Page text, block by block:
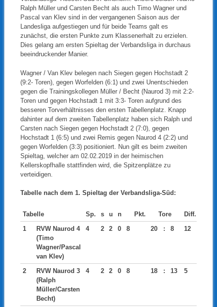
Ralph Müller und Carsten Becht als auch Timo Wagner und
Pascal van Klev sind in der vergangenen Saison aus der
Landesliga aufgestiegen und für beide Teams galt es
zunächst, die ersten Punkte zum Klassenerhalt zu erzielen.
Dies gelang am ersten Spieltag der Verbandsliga in durchaus
beeindruckender Manier.
Wagner / Van Klev belegen nach Siegen gegen Hochstadt 2
(9:2- Toren), gegen Worfelden (6:1) und zwei Unentschieden
gegen die Trainingskollegen Müller / Becht (Naurod 3) mit 2:2-
Toren und gegen Hochstadt 1 mit 3:3- Toren aufgrund des
besseren Torverhältnisses den ersten Tabellenplatz. Knapp
dahinter auf dem zweiten Tabellenplatz haben sich Ralph und
Carsten nach Siegen gegen Hochstadt 2 (7:0), gegen
Hochstadt 1 (6:5) und zwei Remis gegen Naurod 4 (2:2) und
gegen Worfelden (3:3) positioniert. Nun gilt es beim zweiten
Spieltag, welcher am 02.02.2019 in der heimischen
Kellerskopfhalle stattfinden wird, die Spitzenplätze zu
verteidigen.
Tabelle nach dem 1. Spieltag der Verbandsliga-Süd:
Tabelle Sp. s u n Pkt. Tore
Diff.
1
RVW Naurod 4
(Timo
Wagner/Pascal
van Klev)
4 2 2 0 8 20 : 8 12
2
RVW Naurod 3
(Ralph
Müller/Carsten
Becht)
4 2 2 0 8 18 : 13 5